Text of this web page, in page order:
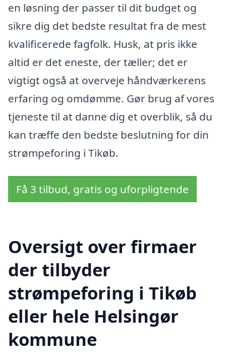
en løsning der passer til dit budget og
sikre dig det bedste resultat fra de mest
kvalificerede fagfolk. Husk, at pris ikke
altid er det eneste, der tæller; det er
vigtigt også at overveje håndværkerens
erfaring og omdømme. Gør brug af vores
tjeneste til at danne dig et overblik, så du
kan træffe den bedste beslutning for din
strømpeforing i Tikøb.
Få 3 tilbud, gratis og uforpligtende
Oversigt over firmaer
der tilbyder
strømpeforing i Tikøb
eller hele Helsingør
kommune